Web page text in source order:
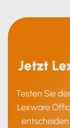
Jetzt
Testen Sie
Lexware